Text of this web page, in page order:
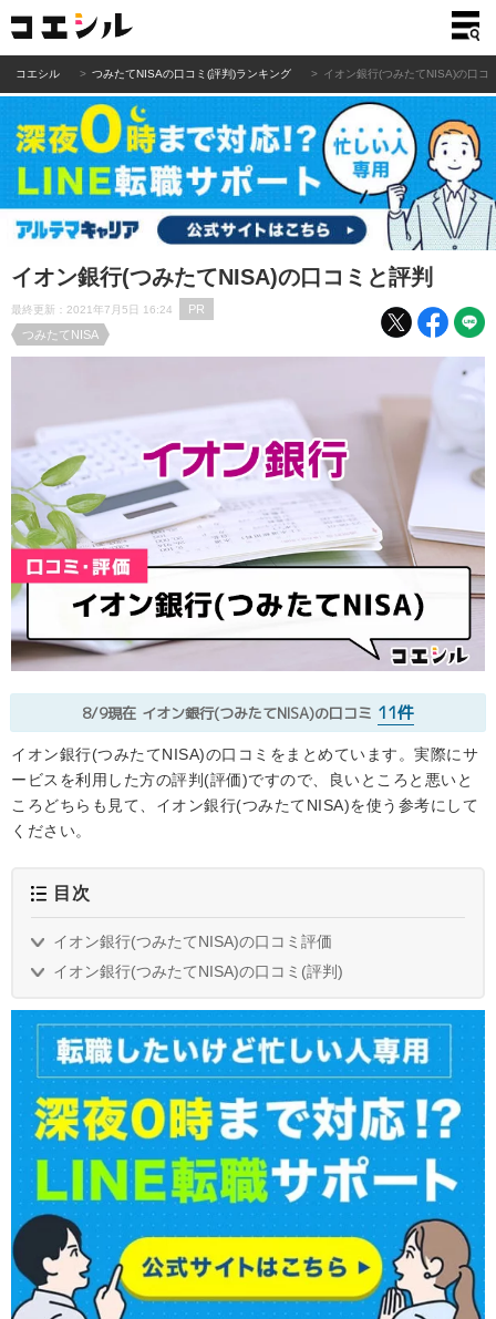
コエシル つみたてNISAの口コミ(評判)ランキング イオン銀行(つみたてNISA)の口コ
イオン銀行(つみたてNISA)の口コミと評判
最終更新：2021年7月5日 16:24
PR
つみたてNISA
8/9現在 イオン銀行(つみたてNISA)の口コミ 11件
イオン銀行(つみたてNISA)の口コミをまとめています。実際にサ
ービスを利用した方の評判(評価)ですので、良いところと悪いと
ころどちらも見て、イオン銀行(つみたてNISA)を使う参考にして
ください。
目次
イオン銀行(つみたてNISA)の口コミ評価
イオン銀行(つみたてNISA)の口コミ(評判)